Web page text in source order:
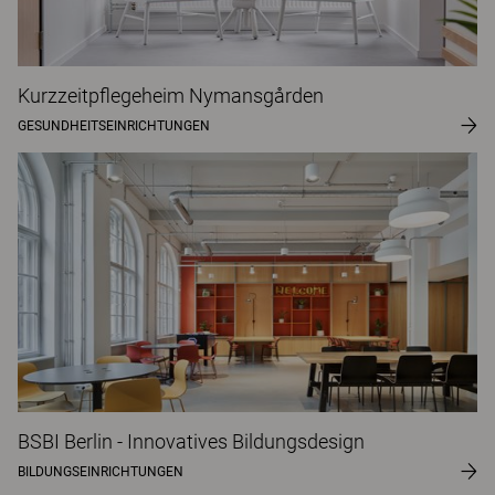
Kurzzeitpflegeheim Nymansgården
GESUNDHEITSEINRICHTUNGEN
BSBI Berlin - Innovatives Bildungsdesign
BILDUNGSEINRICHTUNGEN